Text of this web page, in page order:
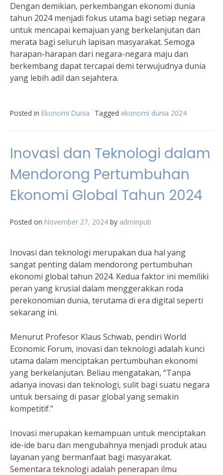
Dengan demikian, perkembangan ekonomi dunia
tahun 2024 menjadi fokus utama bagi setiap negara
untuk mencapai kemajuan yang berkelanjutan dan
merata bagi seluruh lapisan masyarakat. Semoga
harapan-harapan dari negara-negara maju dan
berkembang dapat tercapai demi terwujudnya dunia
yang lebih adil dan sejahtera.
Posted in Ekonomi Dunia Tagged ekonomi dunia 2024
Inovasi dan Teknologi dalam
Mendorong Pertumbuhan
Ekonomi Global Tahun 2024
Posted on November 27, 2024 by adminpub
Inovasi dan teknologi merupakan dua hal yang
sangat penting dalam mendorong pertumbuhan
ekonomi global tahun 2024. Kedua faktor ini memiliki
peran yang krusial dalam menggerakkan roda
perekonomian dunia, terutama di era digital seperti
sekarang ini.
Menurut Profesor Klaus Schwab, pendiri World
Economic Forum, inovasi dan teknologi adalah kunci
utama dalam menciptakan pertumbuhan ekonomi
yang berkelanjutan. Beliau mengatakan, “Tanpa
adanya inovasi dan teknologi, sulit bagi suatu negara
untuk bersaing di pasar global yang semakin
kompetitif.”
Inovasi merupakan kemampuan untuk menciptakan
ide-ide baru dan mengubahnya menjadi produk atau
layanan yang bermanfaat bagi masyarakat.
Sementara teknologi adalah penerapan ilmu